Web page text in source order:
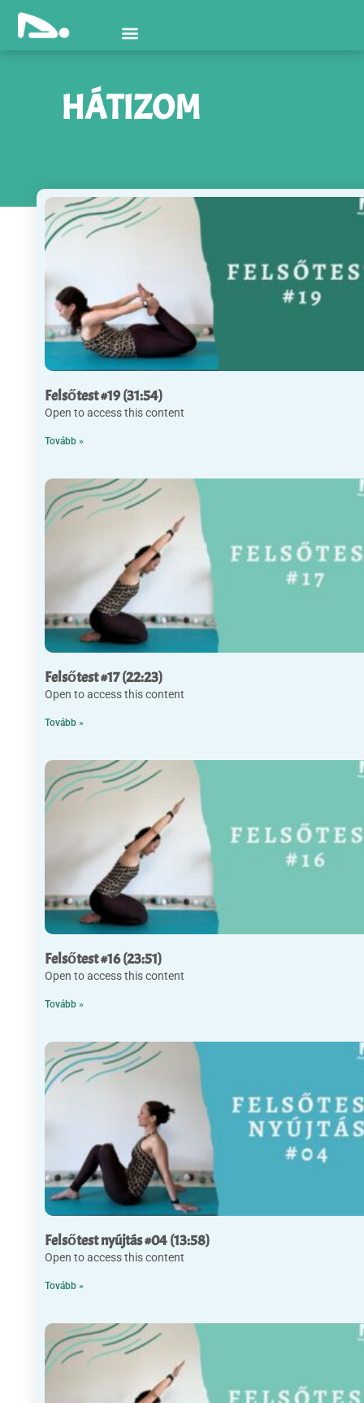
HÁTIZOM
Felsőtest #19 (31:54)
Open to access this content
Tovább »
Felsőtest #17 (22:23)
Open to access this content
Tovább »
Felsőtest #16 (23:51)
Open to access this content
Tovább »
Felsőtest nyújtás #04 (13:58)
Open to access this content
Tovább »